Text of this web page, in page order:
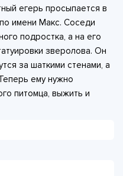
егерь просыпается в
имени Макс. Соседи
подростка, а на его
зверолова. Он
за шаткими стенами, а
ему нужно
питомца, выжить и
леса и «Звериный
книга цикла.